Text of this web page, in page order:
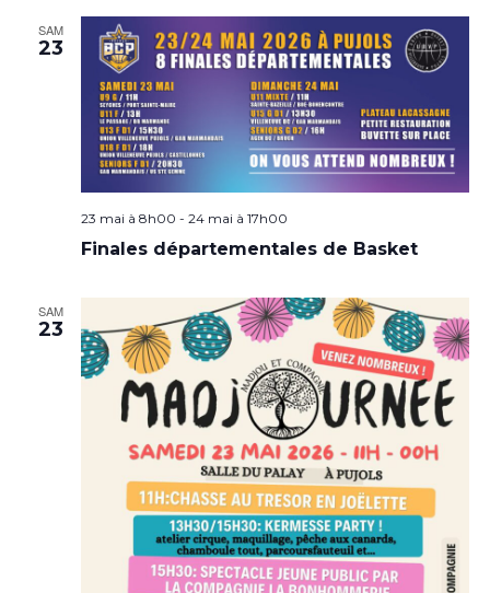
SAM
23
23 mai à 8h00 - 24 mai à 17h00
Finales départementales de Basket
SAM
23